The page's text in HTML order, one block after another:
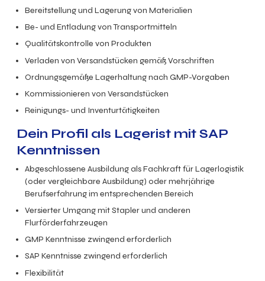
Bereitstellung und Lagerung von Materialien
Be- und Entladung von Transportmitteln
Qualitätskontrolle von Produkten
Verladen von Versandstücken gemäß Vorschriften
Ordnungsgemäße Lagerhaltung nach GMP-Vorgaben
Kommissionieren von Versandstücken
Reinigungs- und Inventurtätigkeiten
Dein Profil als Lagerist mit SAP
Kenntnissen
Abgeschlossene Ausbildung als Fachkraft für Lagerlogistik
(oder vergleichbare Ausbildung) oder mehrjährige
Berufserfahrung im entsprechenden Bereich
Versierter Umgang mit Stapler und anderen
Flurförderfahrzeugen
GMP Kenntnisse zwingend erforderlich
SAP Kenntnisse zwingend erforderlich
Flexibilität